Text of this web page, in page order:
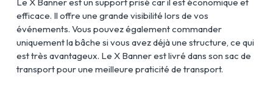
Le X Banner est un support prisé car il est économique et
efficace. Il offre une grande visibilité lors de vos
événements. Vous pouvez également commander
uniquement la bâche si vous avez déjà une structure, ce qui
est très avantageux. Le X Banner est livré dans son sac de
transport pour une meilleure praticité de transport.